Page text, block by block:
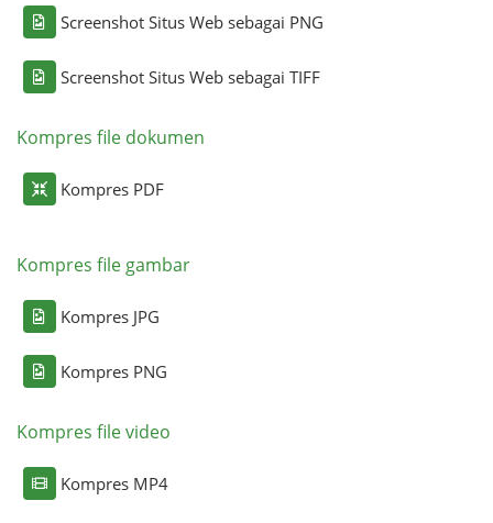
Screenshot Situs Web sebagai PNG
Screenshot Situs Web sebagai TIFF
Kompres file dokumen
Kompres PDF
Kompres file gambar
Kompres JPG
Kompres PNG
Kompres file video
Kompres MP4